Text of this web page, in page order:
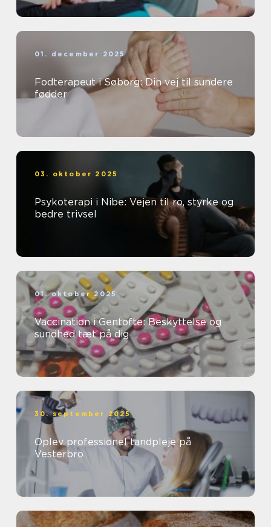
01. december 2025
Fodterapeut i Søborg: Din vej til sundere
fødder
03. oktober 2025
Psykoterapi i Nibe: Vejen til ro, styrke og
bedre trivsel
01. oktober 2025
Vaccination i Gentofte: Beskyttelse og
sundhed tæt på dig
30. september 2025
Oplev professionel tandpleje på
Vesterbro